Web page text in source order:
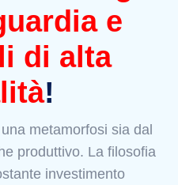
e
di alta
!
metamorfosi sia dal
produttivo. La filosofia
investimento